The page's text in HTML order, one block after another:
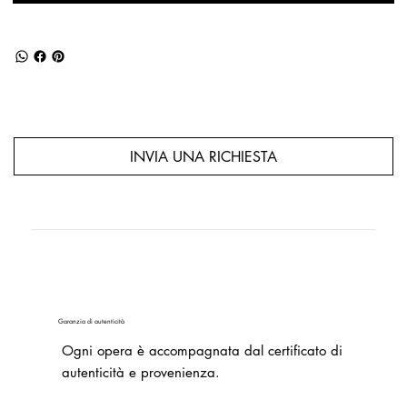
INVIA UNA RICHIESTA
Garanzia di autenticità
Ogni opera è accompagnata dal certificato di
autenticità e provenienza.